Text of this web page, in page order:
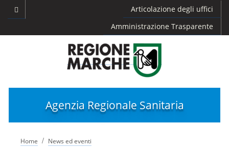
Articolazione degli uffici
Amministrazione Trasparente
Agenzia Regionale Sanitaria
Home / News ed eventi